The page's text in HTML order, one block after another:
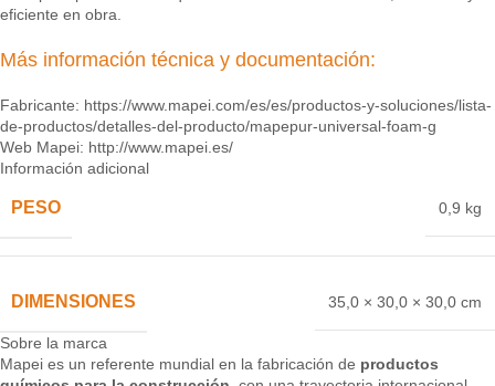
eficiente en obra.
Más información técnica y documentación:
Fabricante: https://www.mapei.com/es/es/productos-y-soluciones/lista-
de-productos/detalles-del-producto/mapepur-universal-foam-g
Web Mapei: http://www.mapei.es/
Información adicional
PESO 0,9 kg
DIMENSIONES 35,0 × 30,0 × 30,0 cm
Sobre la marca
Mapei es un referente mundial en la fabricación de productos